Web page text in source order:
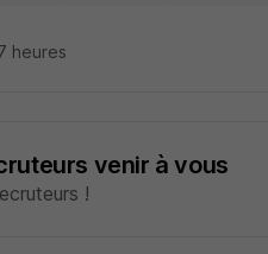
heures
venir à vous
!